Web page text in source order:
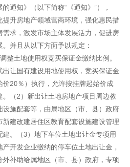
通知》（以下简称“《通知》”），
提升房地产领域营商环境，强化惠民措
求，激发市场主体发展活力，促进房
并且从以下方面予以规定：
整土地使用权竞买保证金缴纳比例。
出让国有建设用地使用权，竞买保证金
20％）执行，允许按挂牌起始价成
（2）新出让土地房地产项目周边教
施配套等，由属地区（市、县）政府
建改建居住区教育配套设施建设管理
。（3）地下车位土地出让金专项用
开发企业缴纳的停车位土地出让金，
补助给属地区（市、县）政府，专项